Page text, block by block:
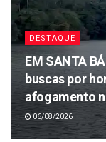
DESTAQUE
EM SANTA
buscas por
afogamento
06/08/2026